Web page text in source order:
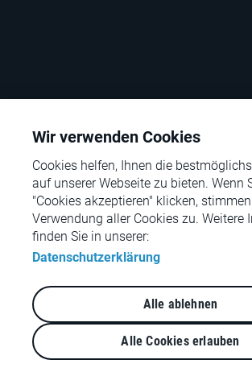
© rpc – the retail performance
Impressum
Rechtliche Hinweise
Datenschutz
Qualitätsmanagement
Wir verwenden Cookies
Cookies helfen, Ihnen die
auf unserer Webseite zu bieten. Wenn
"Cookies akzeptieren" klicken,
Verwendung aller Cookies zu. Weitere
finden Sie in unserer:
Datenschutzerklärung
Alle ablehnen
Alle Cookies erlauben